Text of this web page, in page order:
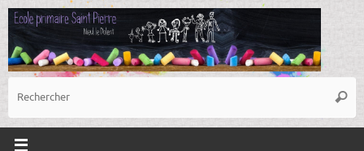
Passer
contenu
: